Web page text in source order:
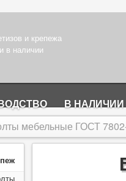
и крепежа
в наличии
В
мебельные ГОСТ